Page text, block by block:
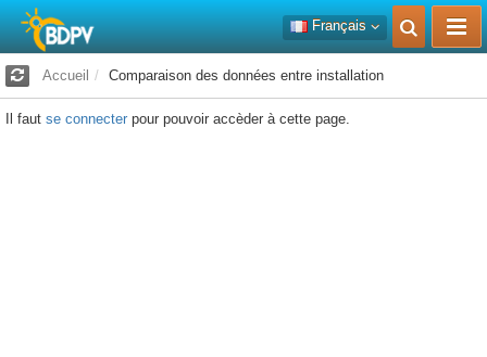
Français
Accueil Comparaison des données entre installation
Il faut se connecter pour pouvoir accèder à cette page.